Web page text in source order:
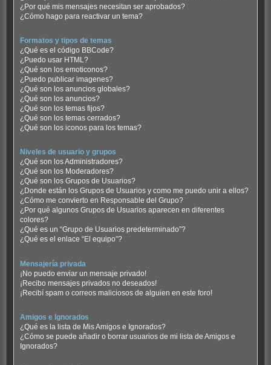
¿Por qué mis mensajes necesitan ser aprobados?
¿Cómo hago para reactivar un tema?
Formatos y tipos de temas
¿Qué es el código BBCode?
¿Puedo usar HTML?
¿Qué son los emoticonos?
¿Puedo publicar imagenes?
¿Qué son los anuncios globales?
¿Qué son los anuncios?
¿Qué son los temas fijos?
¿Qué son los temas cerrados?
¿Qué son los iconos para los temas?
Niveles de usuario y grupos
¿Qué son los Administradores?
¿Qué son los Moderadores?
¿Qué son los Grupos de Usuarios?
¿Donde están los Grupos de Usuarios y como me puedo unir a ellos?
¿Cómo me convierto en Responsable del Grupo?
¿Por qué algunos Grupos de Usuarios aparecen en diferentes
colores?
¿Qué es un “Grupo de Usuarios predeterminado”?
¿Qué es el enlace “El equipo”?
Mensajería privada
¡No puedo enviar un mensaje privado!
¡Recibo mensajes privados no deseados!
¡Recibí spam o correos maliciosos de alguien en este foro!
Amigos e Ignorados
¿Qué es la lista de Mis Amigos e Ignorados?
¿Cómo se puede añadir o borrar usuarios de mi lista de Amigos e
Ignorados?